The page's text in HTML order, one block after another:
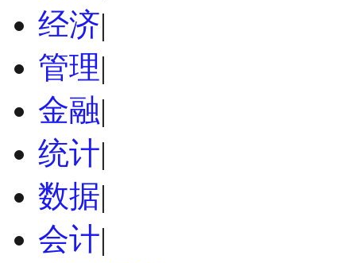
经济|
管理|
金融|
统计|
数据|
会计|